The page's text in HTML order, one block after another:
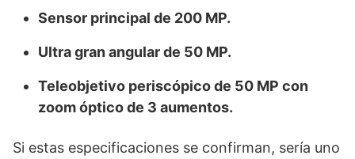
Sensor principal de 200 MP.
Ultra gran angular de 50 MP.
Teleobjetivo periscópico de 50 MP con
zoom óptico de 3 aumentos.
Si estas especificaciones se confirman, sería uno